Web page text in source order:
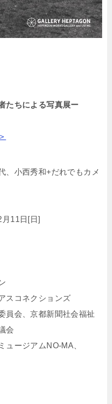
たちによる写真展ー
、小西秀和+だれでもカメ
11日[日]
スコネクションズ
員会、京都新聞社会福祉
会
ュージアムNO-MA、